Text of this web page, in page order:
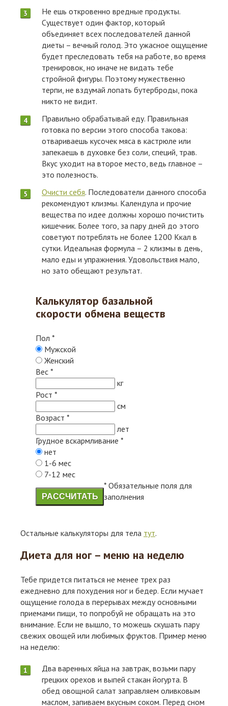
Не ешь откровенно вредные продукты.
Существует один фактор, который
объединяет всех последователей данной
диеты – вечный голод. Это ужасное ощущение
будет преследовать тебя на работе, во время
тренировок, но иначе не видать тебе
стройной фигуры. Поэтому мужественно
терпи, не вздумай лопать бутерброды, пока
никто не видит.
Правильно обрабатывай еду. Правильная
готовка по версии этого способа такова:
отвариваешь кусочек мяса в кастрюле или
запекаешь в духовке без соли, специй, трав.
Вкус уходит на второе место, ведь главное –
это полезность.
Очисти себя. Последователи данного способа
рекомендуют клизмы. Календула и прочие
вещества по идее должны хорошо почистить
кишечник. Более того, за пару дней до этого
советуют потреблять не более 1200 Ккал в
сутки. Идеальная формула – 2 клизмы в день,
мало еды и упражнения. Удовольствия мало,
но зато обещают результат.
Калькулятор базальной
скорости обмена веществ
Пол *
Мужской
Женский
Вес *
кг
Рост *
см
Возраст *
лет
Грудное вскармливание *
нет
1-6 мес
7-12 мес
РАССЧИТАТЬ
* Обязательные поля для
заполнения
Остальные калькуляторы для тела тут.
Диета для ног – меню на неделю
Тебе придется питаться не менее трех раз
ежедневно для похудения ног и бедер. Если мучает
ощущение голода в перерывах между основными
приемами пищи, то попробуй не обращать на это
внимание. Если не вышло, то можешь скушать пару
свежих овощей или любимых фруктов. Пример меню
на неделю:
Два варенных яйца на завтрак, возьми пару
грецких орехов и выпей стакан йогурта. В
обед овощной салат заправляем оливковым
маслом, запиваем вкусным соком. Перед сном